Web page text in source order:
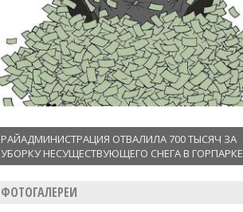
РАЙАДМИНИСТРАЦИЯ ОТВАЛИЛА 700 ТЫСЯЧ ЗА
УБОРКУ НЕСУЩЕСТВУЮЩЕГО СНЕГА В ГОРПАРКЕ
ФОТОГАЛЕРЕИ